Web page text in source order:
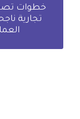
خطوات
تجارية